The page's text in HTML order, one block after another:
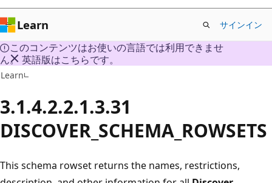
キ
ッ
プ
Learn サインイン
このコンテンツはお使いの言語では利用できませ
ん。 英語版はこちらです。
Learn
3.1.4.2.2.1.3.31
DISCOVER_SCHEMA_ROWSETS
This schema rowset returns the names, restrictions,